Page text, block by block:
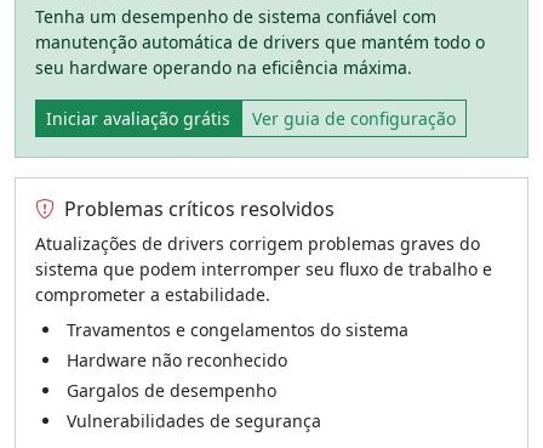
Tenha um desempenho de sistema confiável com
manutenção automática de drivers que mantém todo o
seu hardware operando na eficiência máxima.
Iniciar avaliação grátis Ver guia de configuração
Problemas críticos resolvidos
Atualizações de drivers corrigem problemas graves do
sistema que podem interromper seu fluxo de trabalho e
comprometer a estabilidade.
Travamentos e congelamentos do sistema
Hardware não reconhecido
Gargalos de desempenho
Vulnerabilidades de segurança